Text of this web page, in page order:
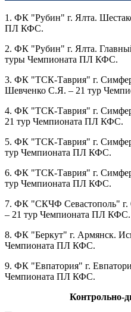
1. ФК "Рубин" г. Ялта.
ПЛ КФС.
2. ФК "Рубин" г. Ялта.
туры Чемпионата ПЛ КФС.
3. ФК "ТСК-Таврия" г.
Шевченко С.Я. – 21 тур
4. ФК "ТСК-Таврия" г.
21 тур Чемпионата ПЛ КФС.
5. ФК "ТСК-Таврия" г.
тур Чемпионата ПЛ КФС.
6. ФК "ТСК-Таврия" г.
тур Чемпионата ПЛ КФС.
7. ФК "СКЧФ Севастополь" г.
– 21 тур Чемпионата ПЛ КФС.
8. ФК "Беркут" г. Армянск.
Чемпионата ПЛ КФС.
9. ФК "Евпатория" г.
Чемпионата ПЛ КФС.
Контрольно-